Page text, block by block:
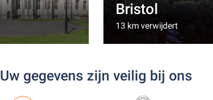
Bristol
13 km verwijdert
Uw gegevens zijn veilig bij ons